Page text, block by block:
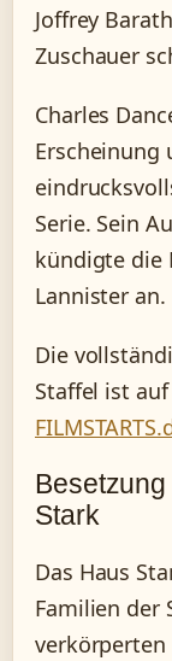
Joffrey
Zuschauer
Charles
Erscheinung
Serie. Sein
kündigte die
Lannister an.
Die
Staffel ist
Stark
Das Haus
Familien der
verkörperten